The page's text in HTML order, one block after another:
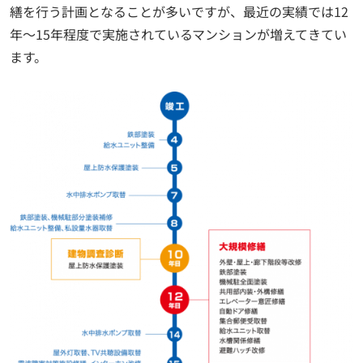
繕を行う計画となることが多いですが、最近の実績では12
年～15年程度で実施されているマンションが増えてきてい
ます。